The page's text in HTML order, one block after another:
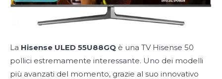
La Hisense ULED 55U88GQ è una TV Hisense 50
pollici estremamente interessante. Uno dei modelli
più avanzati del momento, grazie al suo innovativo